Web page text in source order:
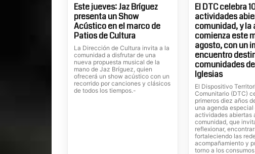
Este jueves: Jaz Bríguez
presenta un Show
Acústico en el marco de
Patios de Cultura
La Dirección de Cultura invita a la
comunidad a disfrutar de una
nueva propuesta musical de la
mano de Jaz Bríguez, quien
ofrecerá un show acústico con un
recorrido por canciones y clásicos
de todos los tiempos.-
El DTC celebra
actividades
comunidad, y la
comienza este
agosto, con un
encuentro
comunidades
Iglesias
El Dispositivo
Comunitario (DTC)
primeros diez años
una agenda especial
actividades abiertas
comunidad, que
reflexionar,
fortaleciendo las
acompañamiento y
torno a los consumos